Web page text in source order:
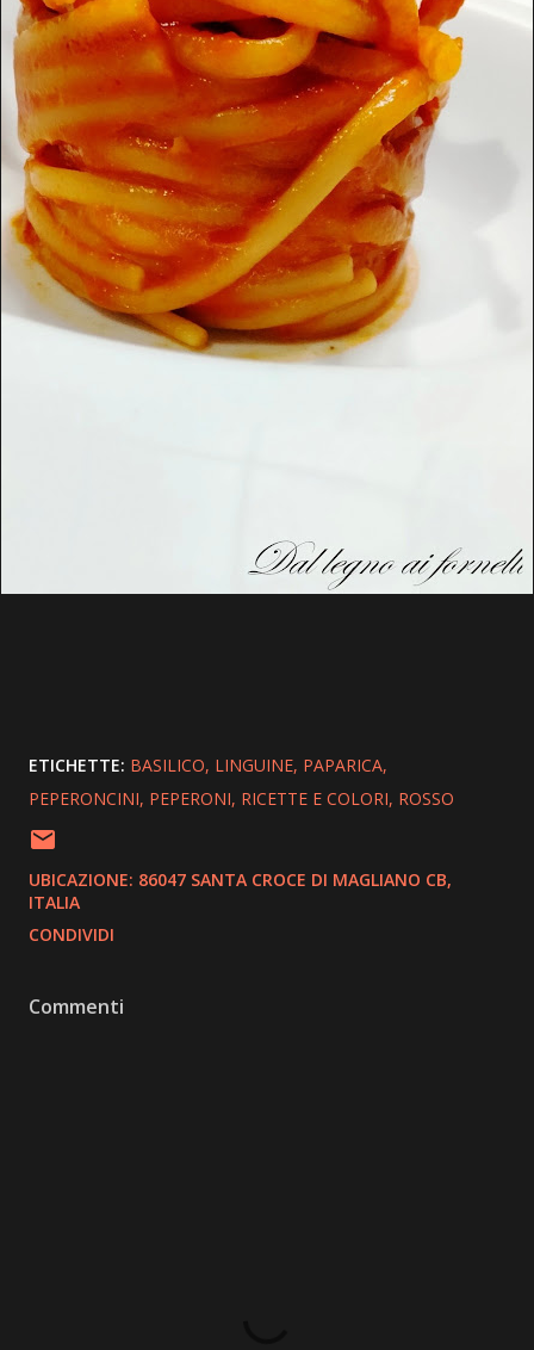
ETICHETTE: BASILICO LINGUINE PAPARICA
PEPERONCINI PEPERONI RICETTE E COLORI ROSSO
UBICAZIONE: 86047 SANTA CROCE DI MAGLIANO CB,
ITALIA
CONDIVIDI
Commenti